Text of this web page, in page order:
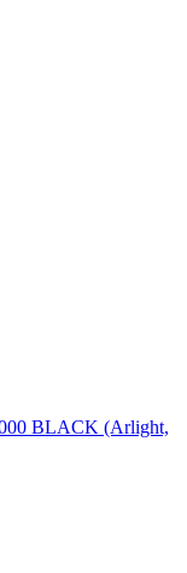
BLACK (Arlight,